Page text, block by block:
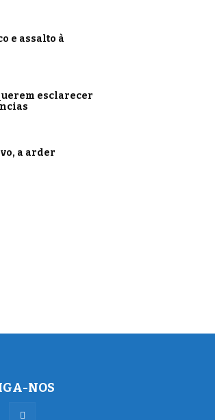
e assalto à
esclarecer
a arder
NOS